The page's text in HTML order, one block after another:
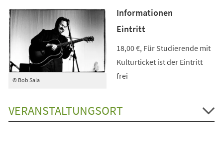
© Bob Sala
Informationen
Eintritt
18,00 €, Für Studierende mit
Kulturticket ist der Eintritt
frei
VERANSTALTUNGSORT